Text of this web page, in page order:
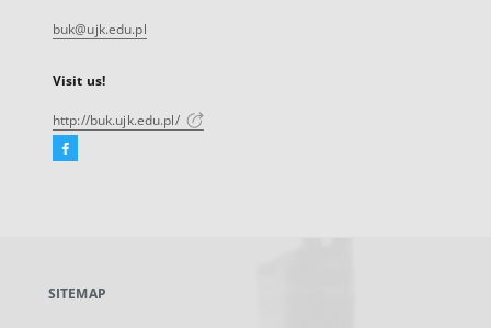
buk@ujk.edu.pl
Visit us!
http://buk.ujk.edu.pl/
Facebook
new
SITEMAP